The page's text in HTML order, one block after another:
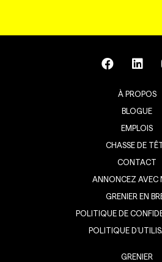
À PROPOS
BLOGUE
EMPLOIS
CHASSE DE
CONTACT
ANNONCEZ AVEC
GRENIER EN
POLITIQUE DE
POLITIQUE
GRENIER